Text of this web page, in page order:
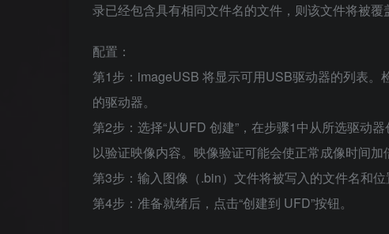
录已经包含具有相同文件名的文件，则该文件将被覆
配置：
第1步：imageUSB 将显示可用USB驱动器的列表
的驱动器。
第2步：选择“从UFD 创建”，在步骤1中从所选驱动
以验证映像内容。映像验证可能会使正常成像时间加
第3步：输入图像（.bin）文件将被写入的文件名和位
第4步：准备就绪后，点击“创建到 UFD”按钮。